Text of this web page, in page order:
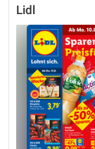
Lidl